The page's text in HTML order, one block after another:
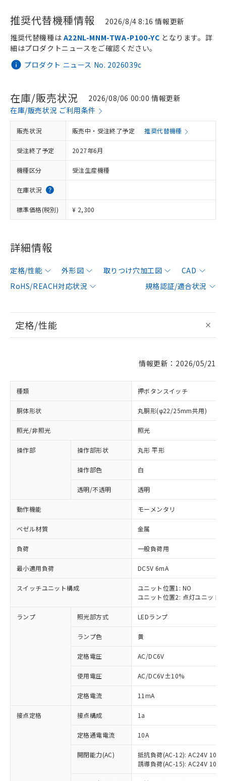
推奨代替機種情報 2026/8/4 8:16 情報更新
プロダクト ニュース No. 2026039c
推奨代替機種は A22NL-MNM-TWA-P100-YC となります。詳
細はプロダクトニュースをご確認ください。
在庫/販売状況
2026/08/06 00:00 情報更新
在庫/販売状況 ご利用条件
販売状況 販売中・受注終了予定 推奨代替機種
受注終了予定 2027年6月
機種区分 受注生産機種
在庫状況
標準価格(税別) ¥ 2,300
詳細情報
定格/性能 外形図 取りつけ穴加工図
CAD
RoHS/REACH対応状況
規格認証/適合状況
定格/性能
情報更新：2026/05/21
種類 押ボタンスイッチ
胴体形状 丸胴形(φ22/25mm共用)
照光/非照光 照光
操作部 操作部形状 丸形 平形
操作部色 白
透明/不透明 透明
動作機能 モーメンタリ
ベゼル材質 金属
負荷 一般負荷用
最小適用負荷 DC5V 6mA
スイッチユニット構成
ユニット位置1: NO
ユニット位置2: 点灯ユニット
ランプ 照光部方式 LEDランプ
ランプ色 黄
定格電圧 AC/DC6V
使用電圧 AC/DC6V±10%
定格電流 11mA
接点定格 接点構成 1a
定格通電電流 10A
開閉能力(AC)
抵抗負荷(AC-12): AC24V 10A/
誘導負荷(AC-15): AC24V
以下の条件をお読みいただき、同意のうえ
本サービスは、当社制御機器事業取扱
商品の当社在庫状況および標準価格
(税抜)を提供させていただくもので
当社制御機器事業取扱商品の中には、
本サービスの対象外となる商品もある
非含有に対応した製品が提供可能な商品で
対応予定：EU RoHS指令（10物質）の非含
有に対応した製品に切り替える予定のある
対応予定なし：EU RoHS指令（10物質）の
非含有に非対応の商品で、対応品を出す予
調査・確認中：EU RoHS指令（10物質）の
非含有の対応状況を調査中または確認中の
非該当品：ライセンス料など無形物で、有
害物質有無と関係のない商品です。
仕入先様の事情により、非含有部品として
「○」：最大均質材料含有率が中国RoHSの
基準値以下であることを示します。
「×」：最大均質材料含有率が中国RoHSの